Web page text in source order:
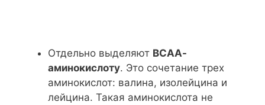
Отдельно выделяют ВСАА-
аминокислоту. Это сочетание трех
аминокислот: валина, изолейцина и
лейцина. Такая аминокислота не